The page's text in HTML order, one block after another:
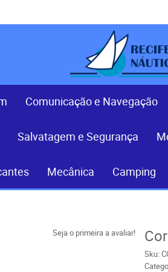
Comunicação e Navegação
Salvatagem e Segurança
Mecânica Camping
Seja o primeira a avaliar!
Sku: